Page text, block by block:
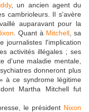
, un ancien agent du
cambrioleurs. Il s'avère
auparavant pour la
. Quant à Mitchell , sa
journalistes l'implication
activités illégales ; ses
d'une maladie mentale,
donneront plus
à ce syndrome légitime
Martha Mitchell fut
le président Nixon